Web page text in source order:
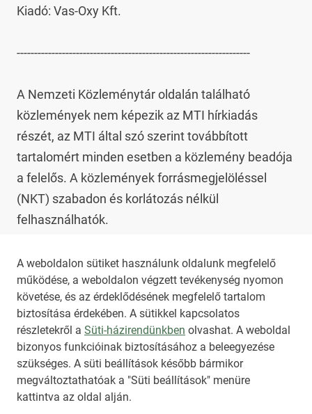
A weboldalon sütiket használunk oldalunk megfelelő
működése, a weboldalon végzett tevékenység nyomon
követése, és az érdeklődésének megfelelő tartalom
biztosítása érdekében. A sütikkel kapcsolatos
részletekről a Süti-házirendünkben olvashat. A weboldal
bizonyos funkcióinak biztosításához a beleegyezése
szükséges. A süti beállítások később bármikor
megváltoztathatóak a "Süti beállítások" menüre
kattintva az oldal alján.
Kiadó: Vas-Oxy Kft.
-------------------------------------------------------------------
A Nemzeti Közleménytár oldalán található
közlemények nem képezik az MTI hírkiadás
részét, az MTI által szó szerint továbbított
tartalomért minden esetben a közlemény beadója
a felelős. A közlemények forrásmegjelöléssel
(NKT) szabadon és korlátozás nélkül
felhasználhatók.
Az NKT szolgáltatással kapcsolatban további
információt az nkt@dunamsz.hu elektronikus
levelező címen kaphat.
HIRADO.HU MEDIAKLIKK.HU
M4SPORT.HU NEMZETISPORT.HU